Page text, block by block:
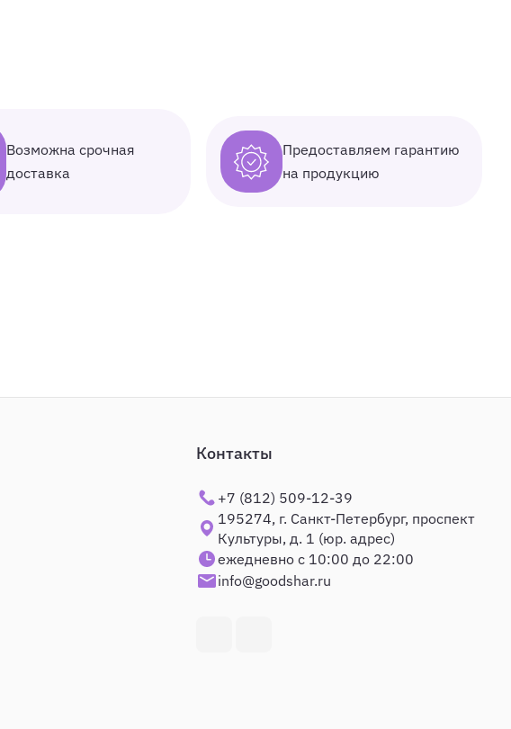
Возможна срочная
доставка
Предоставляем гарантию
на продукцию
Контакты
+7 (812) 509-12-39
195274, г. Санкт-Петербург, проспект
Культуры, д. 1 (юр. адрес)
ежедневно с 10:00 до 22:00
info@goodshar.ru